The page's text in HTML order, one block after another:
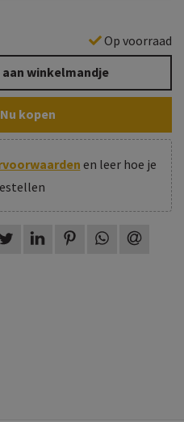
Op voorraad
winkelmandje
Nu kopen
en leer hoe je
Facebookop Twitterop LinkedInop Pinterest
op